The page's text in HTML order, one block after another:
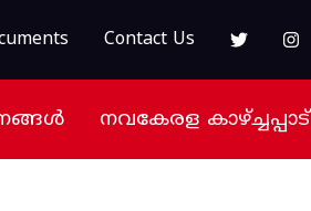
Contact Us
നവകേരള കാഴ്ച്ചപ്പാട്